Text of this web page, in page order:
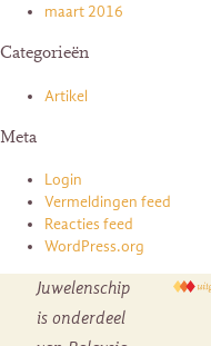
maart 2016
Categorieën
Artikel
Meta
Login
Vermeldingen feed
Reacties feed
WordPress.org
Juwelenschip
is onderdeel